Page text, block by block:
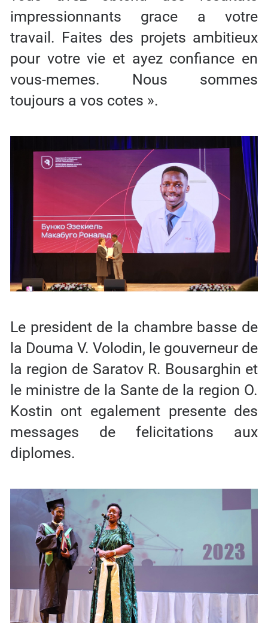
impressionnants grace a votre
travail. Faites des projets ambitieux
pour votre vie et ayez confiance en
vous-memes. Nous sommes
toujours a vos cotes ».
Le president de la chambre basse de
la Douma V. Volodin, le gouverneur de
la region de Saratov R. Bousarghin et
le ministre de la Sante de la region O.
Kostin ont egalement presente des
messages de felicitations aux
diplomes.